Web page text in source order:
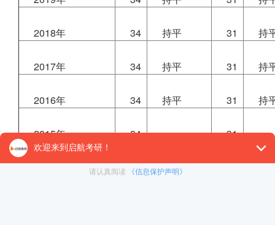
2018年 34 持平 31 持
2017年 34 持平 31 持
2016年 34 持平 31 持
2015年 34 — 31 —
三、风景园林硕士大科（满分>100分）近5年国家线走